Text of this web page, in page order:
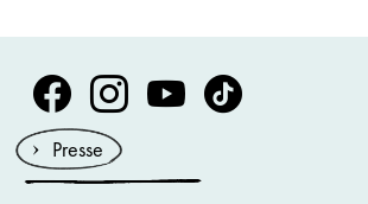
Volksoper Facebook
Volksoper Instagram
Volksoper Youtube
Volksoper TikTok
Presse